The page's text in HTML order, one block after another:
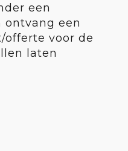
een
een
offerte voor de
laten